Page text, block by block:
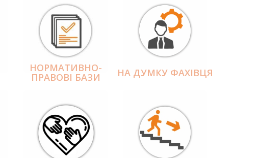
НОРМАТИВНО-
ПРАВОВІ БАЗИ НА ДУМКУ ФАХІВЦЯ